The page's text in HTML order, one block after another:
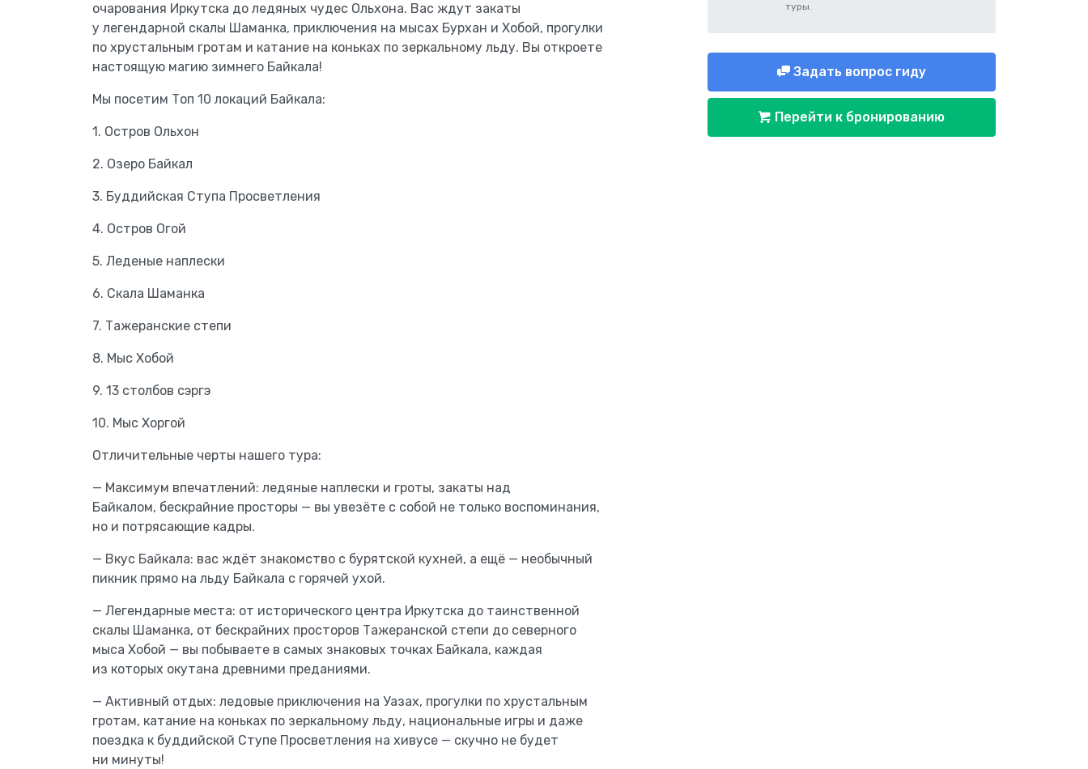
очарования Иркутска до ледяных чудес Ольхона. Вас ждут закаты
у легендарной скалы Шаманка, приключения на мысах Бурхан и Хобой, прогулки
по хрустальным гротам и катание на коньках по зеркальному льду. Вы откроете
настоящую магию зимнего Байкала!
Мы посетим Топ 10 локаций Байкала:
1. Остров Ольхон
2. Озеро Байкал
3. Буддийская Ступа Просветления
4. Остров Огой
5. Леденые наплески
6. Скала Шаманка
7. Тажеранские степи
8. Мыс Хобой
9. 13 столбов сэргэ
10. Мыс Хоргой
Отличительные черты нашего тура:
— Максимум впечатлений: ледяные наплески и гроты, закаты над
Байкалом, бескрайние просторы — вы увезёте с собой не только воспоминания,
но и потрясающие кадры.
— Вкус Байкала: вас ждёт знакомство с бурятской кухней, а ещё — необычный
пикник прямо на льду Байкала с горячей ухой.
— Легендарные места: от исторического центра Иркутска до таинственной
скалы Шаманка, от бескрайних просторов Тажеранской степи до северного
мыса Хобой — вы побываете в самых знаковых точках Байкала, каждая
из которых окутана древними преданиями.
— Активный отдых: ледовые приключения на Уазах, прогулки по хрустальным
гротам, катание на коньках по зеркальному льду, национальные игры и даже
поездка к буддийской Ступе Просветления на хивусе — скучно не будет
ни минуты!
туры.
Задать вопрос гиду
Перейти к бронированию